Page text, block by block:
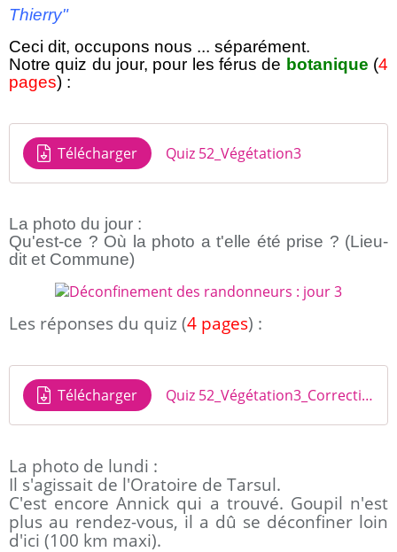
Thierry"
Ceci dit, occupons nous ... séparément.
Notre quiz du jour, pour les férus de botanique (4
pages) :
Télécharger Quiz 52_Végétation3
La photo du jour :
Qu'est-ce ? Où la photo a t'elle été prise ? (Lieu-
dit et Commune)
Les réponses du quiz (4 pages) :
Télécharger Quiz 52_Végétation3_Correction
La photo de lundi :
Il s'agissait de l'Oratoire de Tarsul.
C'est encore Annick qui a trouvé. Goupil n'est
plus au rendez-vous, il a dû se déconfiner loin
d'ici (100 km maxi).